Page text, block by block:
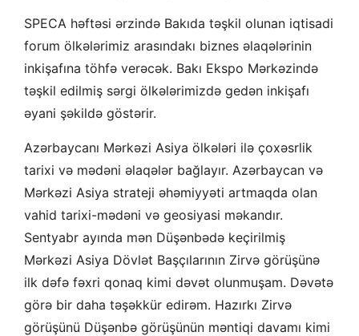
SPECA həftəsi ərzində Bakıda təşkil olunan iqtisadi
forum ölkələrimiz arasındakı biznes əlaqələrinin
inkişafına töhfə verəcək. Bakı Ekspo Mərkəzində
təşkil edilmiş sərgi ölkələrimizdə gedən inkişafı
əyani şəkildə göstərir.
Azərbaycanı Mərkəzi Asiya ölkələri ilə çoxəsrlik
tarixi və mədəni əlaqələr bağlayır. Azərbaycan və
Mərkəzi Asiya strateji əhəmiyyəti artmaqda olan
vahid tarixi-mədəni və geosiyasi məkandır.
Sentyabr ayında mən Düşənbədə keçirilmiş
Mərkəzi Asiya Dövlət Başçılarının Zirvə görüşünə
ilk dəfə fəxri qonaq kimi dəvət olunmuşam. Dəvətə
görə bir daha təşəkkür edirəm. Hazırkı Zirvə
görüşünü Düşənbə görüşünün məntiqi davamı kimi